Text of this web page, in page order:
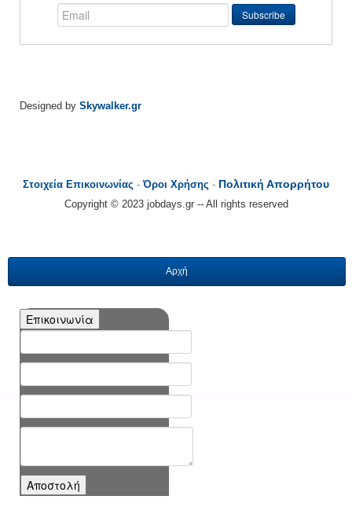
Designed by Skywalker.gr
Στοιχεία Επικοινωνίας -Όροι Χρήσης - Πολιτική Απορρήτου
Copyright © 2023 jobdays.gr -- All rights reserved
Αρχή